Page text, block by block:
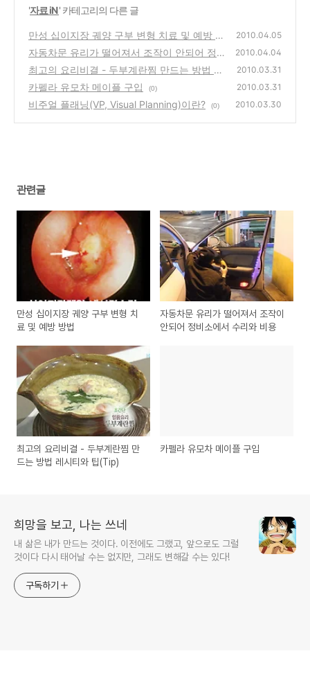
'자료 iN' 카테고리의 다른 글
만성 십이지장 궤양 구부 변형 치료 및 예방 방
법
(0)
2010.04.05
자동차문 유리가 떨어져서 조작이 안되어 정비
소에서 수리와 비용
(0)
2010.04.04
최고의 요리비결 - 두부계란찜 만드는 방법 레
시티와 팁(Tip)
(0)
2010.03.31
카펠라 유모차 메이플 구입 (0) 2010.03.31
비주얼 플래닝(VP, Visual Planning)이란? (0) 2010.03.30
관련글
만성 십이지장 궤양 구부 변형 치
료 및 예방 방법
자동차문 유리가 떨어져서 조작이
안되어 정비소에서 수리와 비용
최고의 요리비결 - 두부계란찜 만
드는 방법 레시티와 팁(Tip)
카펠라 유모차 메이플 구입
희망을 보고, 나는 쓰네
내 삶은 내가 만드는 것이다. 이전에도 그랬고, 앞으로도 그럴
것이다 다시 태어날 수는 없지만, 그래도 변해갈 수는 있다!
구독하기